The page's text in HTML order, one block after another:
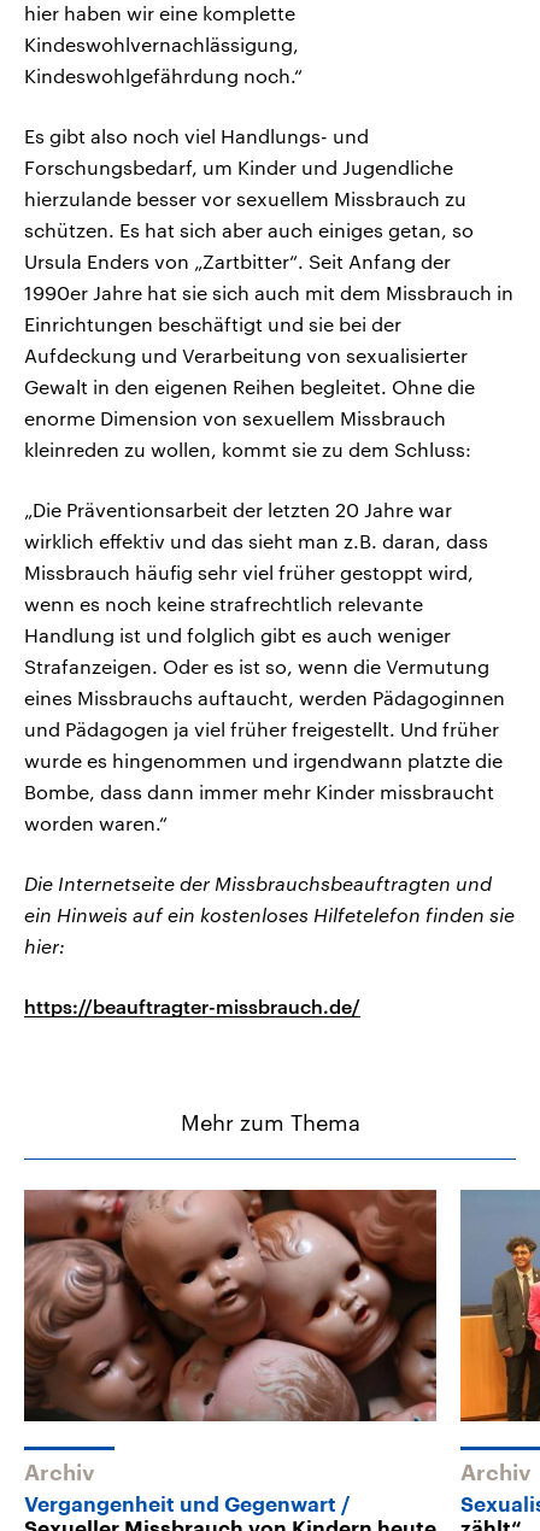
hier haben wir eine komplette
Kindeswohlvernachlässigung,
Kindeswohlgefährdung noch.“
Es gibt also noch viel Handlungs- und
Forschungsbedarf, um Kinder und Jugendliche
hierzulande besser vor sexuellem Missbrauch zu
schützen. Es hat sich aber auch einiges getan, so
Ursula Enders von „Zartbitter“. Seit Anfang der
1990er Jahre hat sie sich auch mit dem Missbrauch in
Einrichtungen beschäftigt und sie bei der
Aufdeckung und Verarbeitung von sexualisierter
Gewalt in den eigenen Reihen begleitet. Ohne die
enorme Dimension von sexuellem Missbrauch
kleinreden zu wollen, kommt sie zu dem Schluss:
„Die Präventionsarbeit der letzten 20 Jahre war
wirklich effektiv und das sieht man z.B. daran, dass
Missbrauch häufig sehr viel früher gestoppt wird,
wenn es noch keine strafrechtlich relevante
Handlung ist und folglich gibt es auch weniger
Strafanzeigen. Oder es ist so, wenn die Vermutung
eines Missbrauchs auftaucht, werden Pädagoginnen
und Pädagogen ja viel früher freigestellt. Und früher
wurde es hingenommen und irgendwann platzte die
Bombe, dass dann immer mehr Kinder missbraucht
worden waren.“
Die Internetseite der Missbrauchsbeauftragten und
ein Hinweis auf ein kostenloses Hilfetelefon finden sie
hier:
https://beauftragter-missbrauch.de/
Mehr zum Thema
Archiv
Vergangenheit und Gegenwart
Archiv